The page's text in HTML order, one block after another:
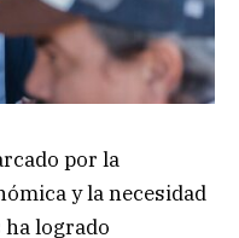
por la
y la necesidad
ha logrado